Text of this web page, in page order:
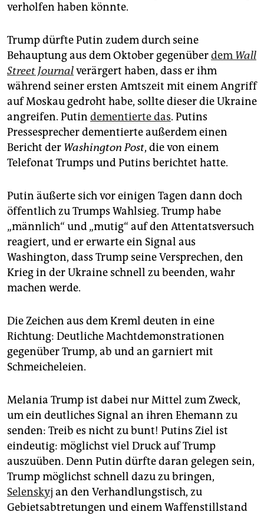
verholfen haben könnte.
Trump dürfte Putin zudem durch seine
Behauptung aus dem Oktober gegenüberdem Wall
Street Journalverärgert haben, dass er ihm
während seiner ersten Amtszeit mit einem Angriff
auf Moskau gedroht habe, sollte dieser die Ukraine
angreifen. Putin dementierte das. Putins
Pressesprecher dementierte außerdem einen
Bericht der Washington Post, die von einem
Telefonat Trumps und Putins berichtet hatte.
Putin äußerte sich vor einigen Tagen dann doch
öffentlich zu Trumps Wahlsieg. Trump habe
„männlich“ und „mutig“ auf den Attentatsversuch
reagiert, und er erwarte ein Signal aus
Washington, dass Trump seine Versprechen, den
Krieg in der Ukraine schnell zu beenden, wahr
machen werde.
Die Zeichen aus dem Kreml deuten in eine
Richtung: Deutliche Machtdemonstrationen
gegenüber Trump, ab und an garniert mit
Schmeicheleien.
Melania Trump ist dabei nur Mittel zum Zweck,
um ein deutliches Signal an ihren Ehemann zu
senden: Treib es nicht zu bunt! Putins Ziel ist
eindeutig: möglichst viel Druck auf Trump
auszuüben. Denn Putin dürfte daran gelegen sein,
Trump möglichst schnell dazu zu bringen,
Selenskyj an den Verhandlungstisch, zu
Gebietsabtretungen und einem Waffenstillstand